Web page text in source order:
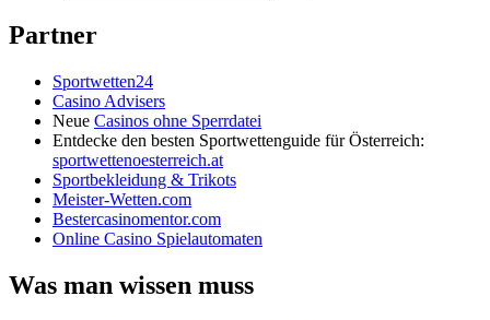
Partner
Sportwetten24
Casino Advisers
Neue Casinos ohne Sperrdatei
Entdecke den besten Sportwettenguide für Österreich:
sportwettenoesterreich.at
Sportbekleidung & Trikots
Meister-Wetten.com
Bestercasinomentor.com
Online Casino Spielautomaten
Was man wissen muss